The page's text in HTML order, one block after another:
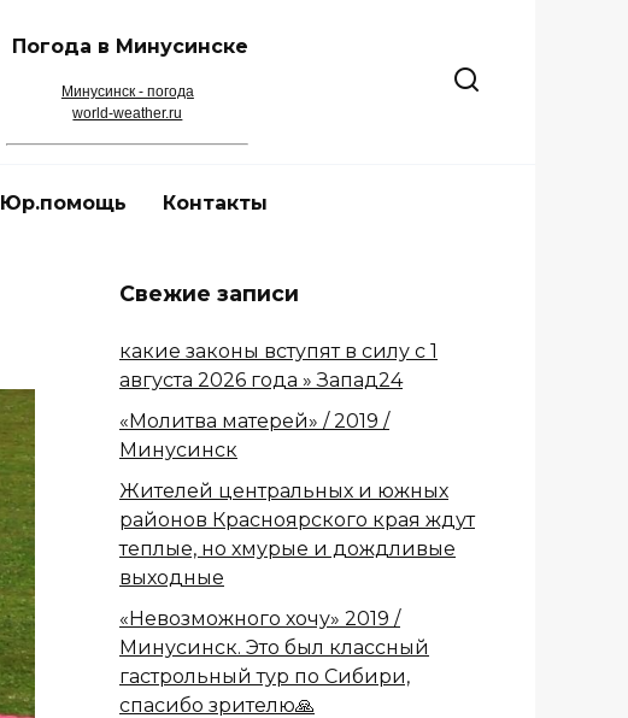
Погода в Минусинске
Минусинск - погода
world-weather.ru
Юр.помощь Контакты
Свежие записи
какие законы вступят в силу с 1
августа 2026 года » Запад24
«Молитва матерей» / 2019 /
Минусинск
Жителей центральных и южных
районов Красноярского края ждут
теплые, но хмурые и дождливые
выходные
«Невозможного хочу» 2019 /
Минусинск. Это был классный
гастрольный тур по Сибири,
спасибо зрителю🙏